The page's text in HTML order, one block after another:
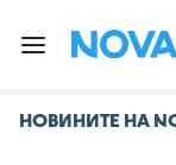
НОВИНИТЕ НА